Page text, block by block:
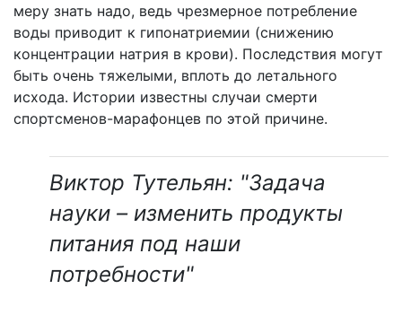
меру знать надо, ведь чрезмерное потребление
воды приводит к гипонатриемии (снижению
концентрации натрия в крови). Последствия могут
быть очень тяжелыми, вплоть до летального
исхода. Истории известны случаи смерти
спортсменов-марафонцев по этой причине.
Виктор Тутельян: "Задача
науки – изменить продукты
питания под наши
потребности"